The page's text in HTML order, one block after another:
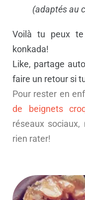
(adaptés au
Voilà tu peux
konkada!
Like, partage
faire un retour si
Pour rester en
de beignets
réseaux sociaux,
rien rater!